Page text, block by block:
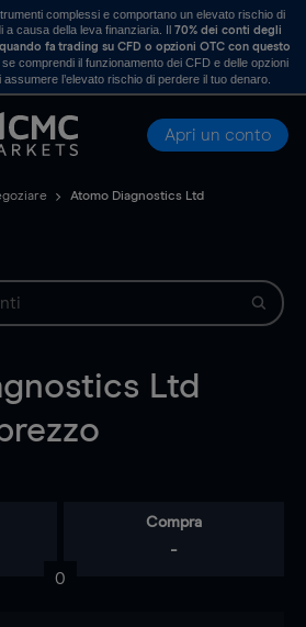
complessi e comportano un elevato rischio di
a causa della leva finanziaria. Il70% dei conti degli
fa trading su CFD o opzioni OTC con questo
se comprendi il funzionamento dei CFD e delle opzioni
l’elevato rischio di perdere il tuo denaro.
Apri un conto
Atomo Diagnostics Ltd
Ltd
Compra
-
0